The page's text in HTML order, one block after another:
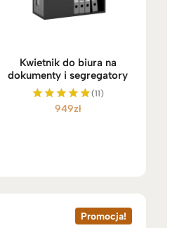
Kwietnik do biura na
dokumenty i segregatory
Oceniono
(11)
949zł
Promocja!